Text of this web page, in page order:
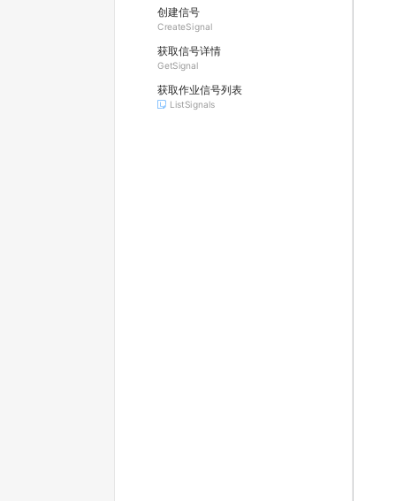
创建信号
CreateSignal
获取信号详情
GetSignal
获取作业信号列表
ListSignals